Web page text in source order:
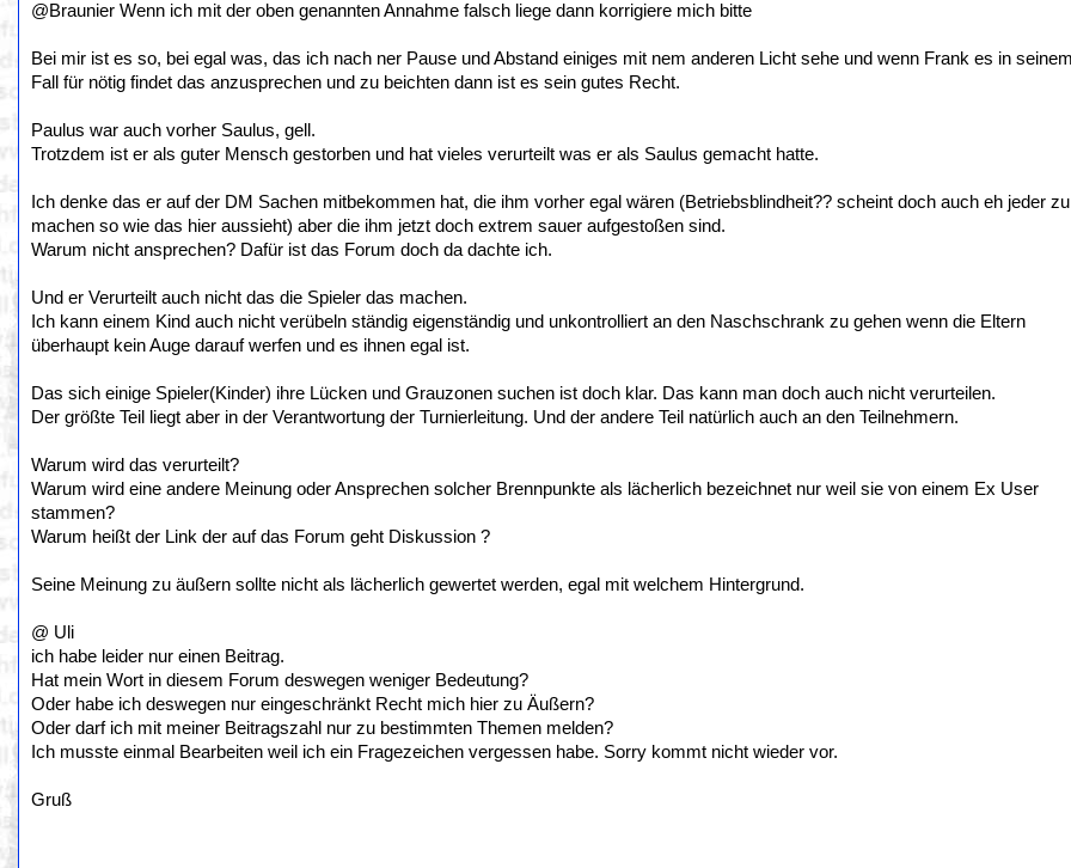
@Braunier Wenn ich mit der oben genannten Annahme falsch liege dann korrigiere mich bitte
Bei mir ist es so, bei egal was, das ich nach ner Pause und Abstand einiges mit nem anderen Licht sehe und wenn Frank es in
Fall für nötig findet das anzusprechen und zu beichten dann ist es sein gutes Recht.
Paulus war auch vorher Saulus, gell.
Trotzdem ist er als guter Mensch gestorben und hat vieles verurteilt was er als Saulus gemacht hatte.
Ich denke das er auf der DM Sachen mitbekommen hat, die ihm vorher egal wären (Betriebsblindheit?? scheint doch auch eh jeder zu
machen so wie das hier aussieht) aber die ihm jetzt doch extrem sauer aufgestoßen sind.
Warum nicht ansprechen? Dafür ist das Forum doch da dachte ich.
Und er Verurteilt auch nicht das die Spieler das machen.
Ich kann einem Kind auch nicht verübeln ständig eigenständig und unkontrolliert an den Naschschrank zu gehen wenn die Eltern
überhaupt kein Auge darauf werfen und es ihnen egal ist.
Das sich einige Spieler(Kinder) ihre Lücken und Grauzonen suchen ist doch klar. Das kann man doch auch nicht verurteilen.
Der größte Teil liegt aber in der Verantwortung der Turnierleitung. Und der andere Teil natürlich auch an den Teilnehmern.
Warum wird das verurteilt?
Warum wird eine andere Meinung oder Ansprechen solcher Brennpunkte als lächerlich bezeichnet nur weil sie von einem Ex User
stammen?
Warum heißt der Link der auf das Forum geht Diskussion ?
Seine Meinung zu äußern sollte nicht als lächerlich gewertet werden, egal mit welchem Hintergrund.
@ Uli
ich habe leider nur einen Beitrag.
Hat mein Wort in diesem Forum deswegen weniger Bedeutung?
Oder habe ich deswegen nur eingeschränkt Recht mich hier zu Äußern?
Oder darf ich mit meiner Beitragszahl nur zu bestimmten Themen melden?
Ich musste einmal Bearbeiten weil ich ein Fragezeichen vergessen habe. Sorry kommt nicht wieder vor.
Gruß